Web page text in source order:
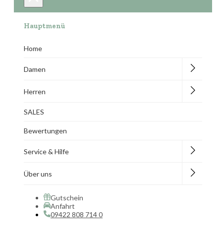
Hauptmenü
Home
Damen
Herren
SALES
Bewertungen
Service & Hilfe
Über uns
Gutschein
Anfahrt
09422 808 714 0